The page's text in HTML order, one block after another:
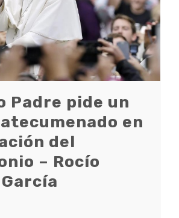
Padre pide un
en
del
– Rocío